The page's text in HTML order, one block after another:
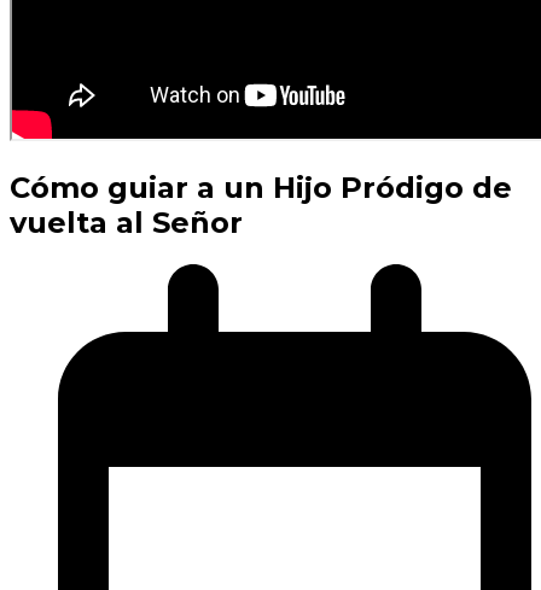
Cómo guiar a un Hijo Pródigo de
vuelta al Señor